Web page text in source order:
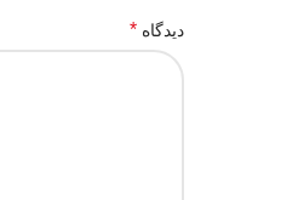
دیدگاه*